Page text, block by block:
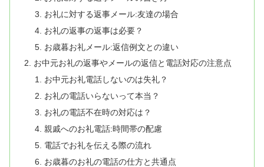
お礼に対する返事メール:友達の場合
お礼の返事の返事は必要？
お歳暮お礼メール:返信例文との違い
お中元お礼の返事やメールの返信と電話対応の注意点
お中元お礼電話しないのは失礼？
お礼の電話いらないって本当？
お礼の電話不在時の対応は？
親戚へのお礼電話:時間帯の配慮
電話でお礼を伝える際の流れ
お歳暮のお礼の電話の仕方と共通点